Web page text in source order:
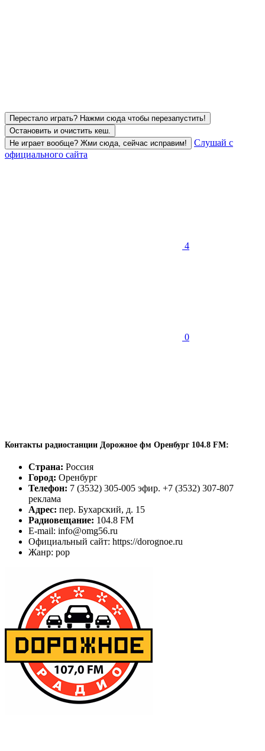
Перестало играть? Нажми сюда чтобы перезапустить!
Остановить и очистить кеш.
Не играет вообще? Жми сюда, сейчас исправим!
Слушай с
официального сайта
4
0
Контакты радиостанции Дорожное фм Оренбург 104.8 FM:
Страна: Россия
Город: Оренбург
Телефон: 7 (3532) 305-005 эфир. +7 (3532) 307-807
реклама
Адрес: пер. Бухарский, д. 15
Радиовещание: 104.8 FM
E-mail: info@omg56.ru
Официальный сайт: https://dorognoe.ru
Жанр: pop